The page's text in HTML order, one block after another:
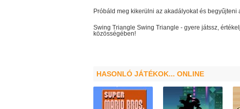
Próbáld meg kikerülni az akadályokat és
Swing Triangle - gyere játssz,
Swing Triangle
közösségében!
HASONLÓ JÁTÉKOK... ONLINE